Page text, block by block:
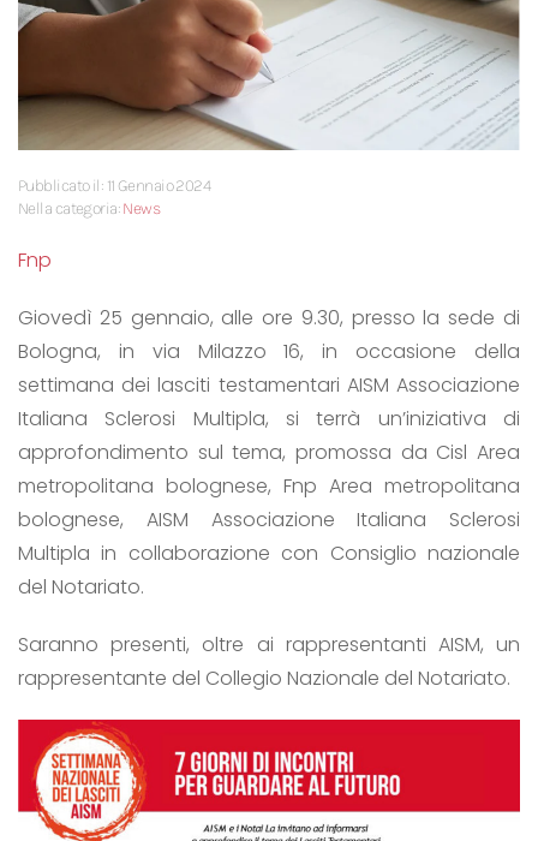
Pubblicato il: 11 Gennaio 2024
Nella categoria:News
Fnp
Giovedì 25 gennaio, alle ore 9.30, presso la sede di
Bologna, in via Milazzo 16, in occasione della
settimana dei lasciti testamentari AISM Associazione
Italiana Sclerosi Multipla, si terrà un’iniziativa di
approfondimento sul tema, promossa da Cisl Area
metropolitana bolognese, Fnp Area metropolitana
bolognese, AISM Associazione Italiana Sclerosi
Multipla in collaborazione con Consiglio nazionale
del Notariato.
Saranno presenti, oltre ai rappresentanti AISM, un
rappresentante del Collegio Nazionale del Notariato.